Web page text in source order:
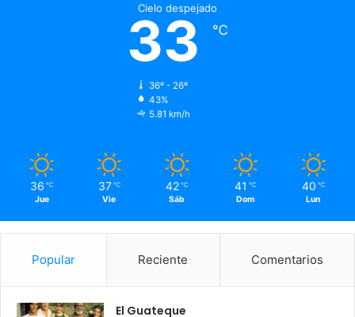
Cielo despejado
33 ℃
36º - 26º
43%
5.81 km/h
36 ℃
Jue
37 ℃
Vie
42 ℃
Sáb
41 ℃
Dom
40 ℃
Lun
Popular Reciente Comentarios
El Guateque